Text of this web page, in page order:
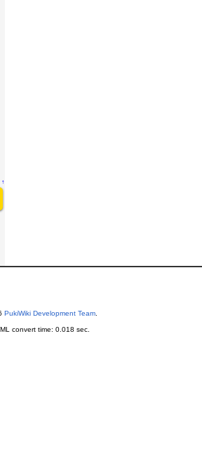
↑
PukiWiki Development Team
convert time: 0.018 sec.